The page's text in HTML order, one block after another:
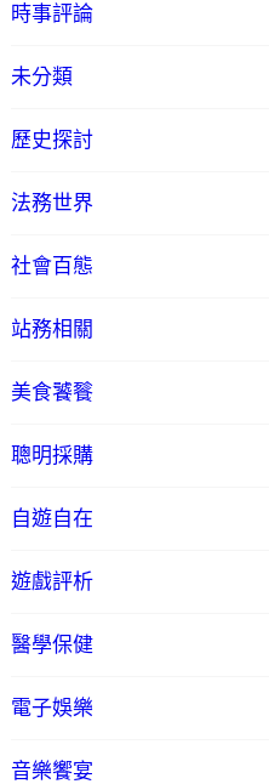
時事評論
未分類
歷史探討
法務世界
社會百態
站務相關
美食饕餮
聰明採購
自遊自在
遊戲評析
醫學保健
電子娛樂
音樂饗宴